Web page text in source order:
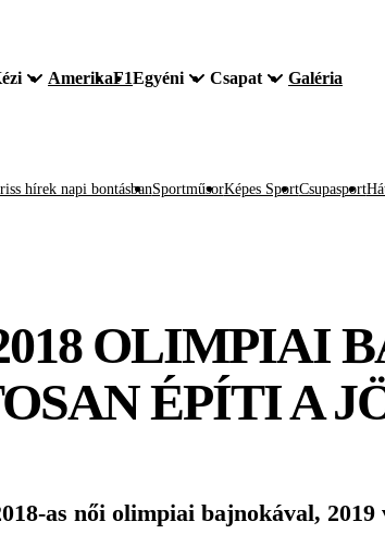
AmerikaF1Egyéni Csapat Galéria
hírek napi bontásbanSportműsorKépes SportCsupasport
OLIMPIAI
ÉPÍTI A
as női olimpiai bajnokával,